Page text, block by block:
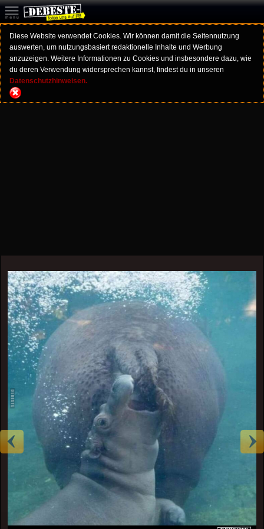
Diese Website verwendet Cookies. Wir können damit die Seitennutzung
auswerten, um nutzungsbasiert redaktionelle Inhalte und Werbung
anzuzeigen. Weitere Informationen zu Cookies und insbesondere dazu, wie
du deren Verwendung widersprechen kannst, findest du in unseren
Datenschutzhinweisen.